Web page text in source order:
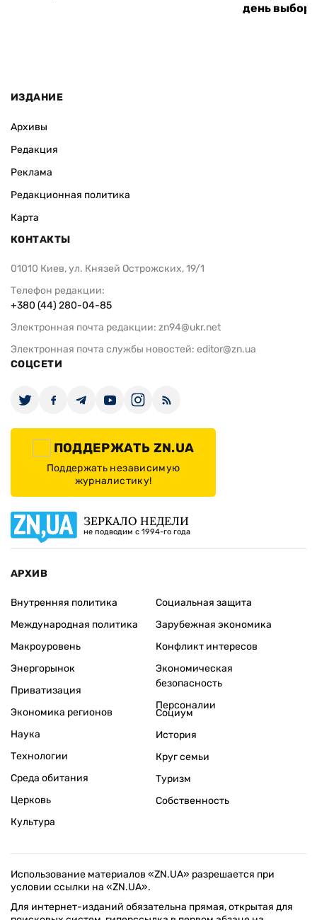
день
ИЗДАНИЕ
Архивы
Редакция
Реклама
Редакционная политика
Карта
КОНТАКТЫ
01010 Киев, ул. Князей Острожских, 19/1
Телефон редакции:
+380 (44) 280-04-85
Электронная почта редакции: zn94@ukr.net
Электронная почта службы новостей: editor@zn.ua
СОЦСЕТИ
ПОДДЕРЖАТЬ ZN.UA
Поддержать независимую
журналистику!
ЗЕРКАЛО НЕДЕЛИ
не подводим с 1994-го года
АРХИВ
Внутренняя политика
Международная политика
Макроуровень
Энергорынок
Приватизация
Экономика регионов
Социальная защита
Зарубежная экономика
Конфликт интересов
Экономическая
безопасность
Персоналии
Наука
Технологии
Среда обитания
Церковь
Культура
Социум
История
Круг семьи
Туризм
Собственность
Использование материалов «ZN.UA» разрешается при
условии ссылки на «ZN.UA».
Для интернет-изданий обязательна прямая, открытая для